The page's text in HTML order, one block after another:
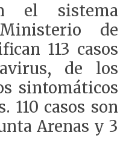
el sistema
de
113 casos
de los
sintomáticos
110 casos son
Arenas y 3